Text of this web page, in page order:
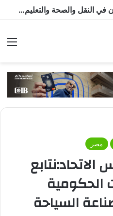
مصر وتشاد تعززان التعاون في النقل والصحة والتعليم والاستثمار خلال الدورة الرابعة للجنة المشتركة
مصر
الحكومية
السياحة